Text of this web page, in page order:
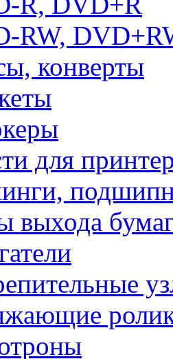
RW,
конверты
для
выхода